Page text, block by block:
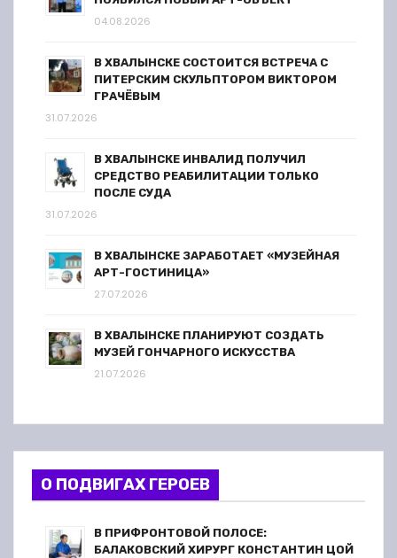
04.08.2026
В ХВАЛЫНСКЕ СОСТОИТСЯ ВСТРЕЧА С
ПИТЕРСКИМ СКУЛЬПТОРОМ ВИКТОРОМ
ГРАЧЁВЫМ
31.07.2026
В ХВАЛЫНСКЕ ИНВАЛИД ПОЛУЧИЛ
СРЕДСТВО РЕАБИЛИТАЦИИ ТОЛЬКО
ПОСЛЕ СУДА
31.07.2026
В ХВАЛЫНСКЕ ЗАРАБОТАЕТ «МУЗЕЙНАЯ
АРТ-ГОСТИНИЦА»
27.07.2026
В ХВАЛЫНСКЕ ПЛАНИРУЮТ СОЗДАТЬ
МУЗЕЙ ГОНЧАРНОГО ИСКУССТВА
21.07.2026
О ПОДВИГАХ ГЕРОЕВ
В ПРИФРОНТОВОЙ ПОЛОСЕ:
БАЛАКОВСКИЙ ХИРУРГ КОНСТАНТИН ЦОЙ